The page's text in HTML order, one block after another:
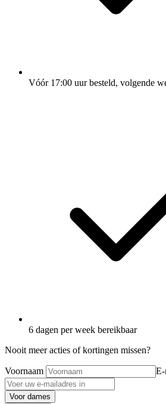
Vóór 17:00 uur besteld, volgende
6 dagen per week bereikbaar
Nooit meer acties of kortingen missen?
Voornaam E-
Voor dames